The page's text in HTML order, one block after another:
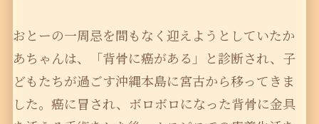
おとーの一周忌を間もなく迎えようとしていたか
あちゃんは、「背骨に癌がある」と診断され、子
どもたちが過ごす沖縄本島に宮古から移ってきま
した。癌に冒され、ボロボロになった背骨に金具